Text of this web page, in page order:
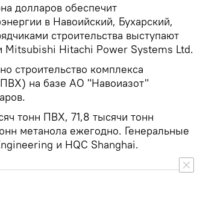
долларов обеспечит
в Навоийский, Бухарский,
строительства выступают
Hitachi Power Systems Ltd.
строительство комплекса
на базе АО "Навоиазот"
тонн ПВХ, 71,8 тысячи тонн
метанола ежегодно. Генеральные
и HQC Shanghai.